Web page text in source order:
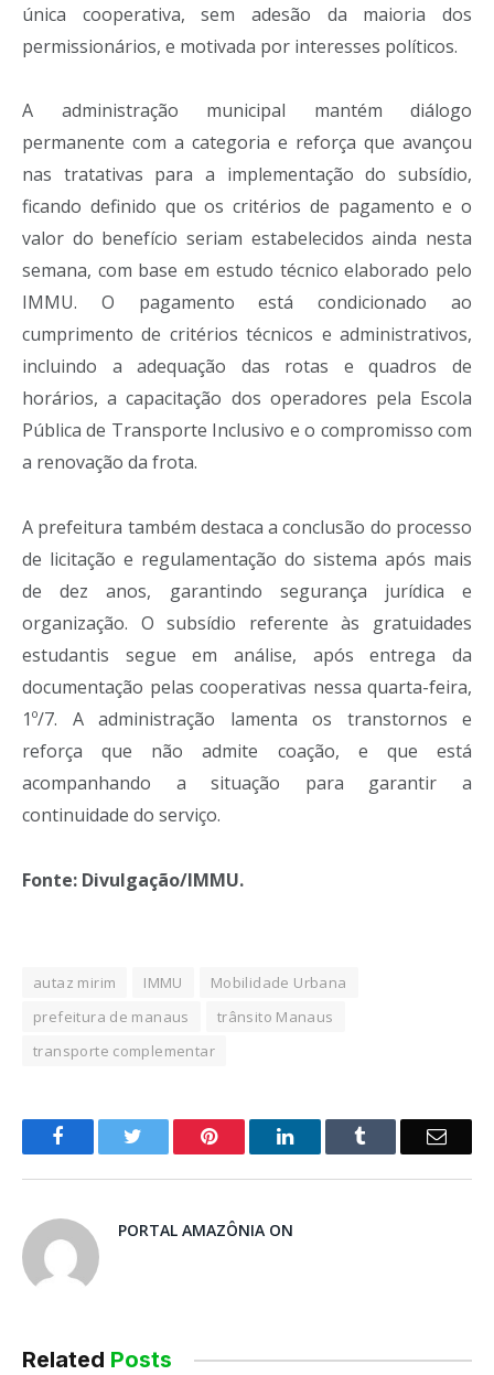
única cooperativa, sem adesão da maioria dos
permissionários, e motivada por interesses políticos.
A administração municipal mantém diálogo
permanente com a categoria e reforça que avançou
nas tratativas para a implementação do subsídio,
ficando definido que os critérios de pagamento e o
valor do benefício seriam estabelecidos ainda nesta
semana, com base em estudo técnico elaborado pelo
IMMU. O pagamento está condicionado ao
cumprimento de critérios técnicos e administrativos,
incluindo a adequação das rotas e quadros de
horários, a capacitação dos operadores pela Escola
Pública de Transporte Inclusivo e o compromisso com
a renovação da frota.
A prefeitura também destaca a conclusão do processo
de licitação e regulamentação do sistema após mais
de dez anos, garantindo segurança jurídica e
organização. O subsídio referente às gratuidades
estudantis segue em análise, após entrega da
documentação pelas cooperativas nessa quarta-feira,
1º/7. A administração lamenta os transtornos e
reforça que não admite coação, e que está
acompanhando a situação para garantir a
continuidade do serviço.
Fonte: Divulgação/IMMU.
autaz mirim IMMU
Mobilidade Urbana
prefeitura de manaus
trânsito Manaus
transporte complementar
o
Pinterest LinkedIn
E-
PORTAL AMAZÔNIA ON
Related Posts